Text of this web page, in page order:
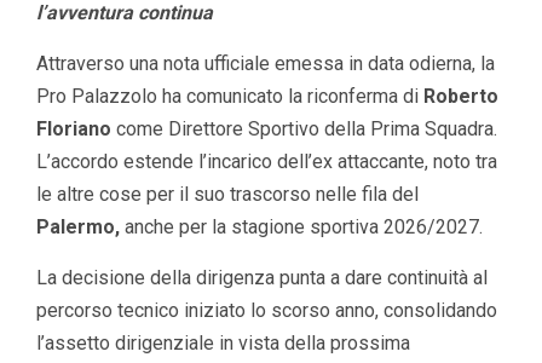
l’avventura continua
Attraverso una nota ufficiale emessa in data odierna, la
Pro Palazzolo ha comunicato la riconferma di Roberto
Floriano come Direttore Sportivo della Prima Squadra.
L’accordo estende l’incarico dell’ex attaccante, noto tra
le altre cose per il suo trascorso nelle fila del
Palermo, anche per la stagione sportiva 2026/2027.
La decisione della dirigenza punta a dare continuità al
percorso tecnico iniziato lo scorso anno, consolidando
l’assetto dirigenziale in vista della prossima